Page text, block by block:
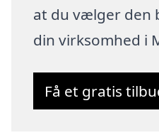
at du vælger den
din virksomhed i
Få et gratis